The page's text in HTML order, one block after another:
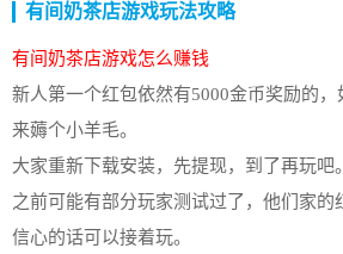
有间奶茶店游戏玩法攻略
有间奶茶店游戏怎么赚钱
新人第一个红包依然有5000金币奖励的
来薅个小羊毛。
大家重新下载安装，先提现，到了再玩吧。
之前可能有部分玩家测试过了，他们家的
信心的话可以接着玩。